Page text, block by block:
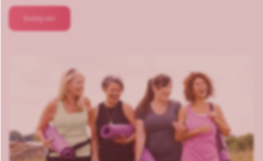
Belépek!